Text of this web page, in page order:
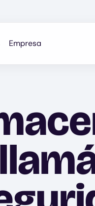
Empresa